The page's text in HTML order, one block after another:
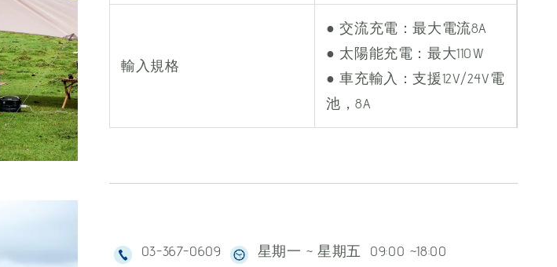
輸入規格
● 交流充電：最大電流8A
● 太陽能充電：最大110W
● 車充輸入：支援12V/24V電
池，8A
03-367-0609 星期一 ~ 星期五 09:00 ~18:00